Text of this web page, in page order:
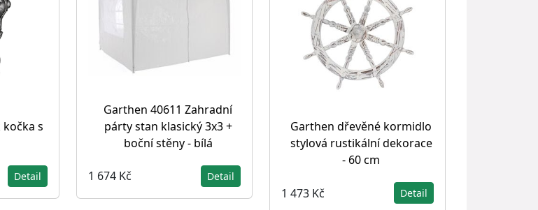
s
Detail
Garthen 40611 Zahradní
párty stan klasický 3x3 +
boční stěny - bílá
1 674 Kč Detail
Garthen dřevěné kormidlo
stylová rustikální dekorace
- 60 cm
1 473 Kč Detail